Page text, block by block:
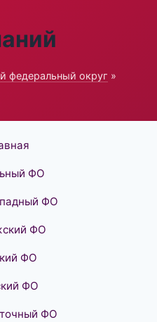
федеральный округ »
ФО
ФО
ФО
ФО
ФО
ФО